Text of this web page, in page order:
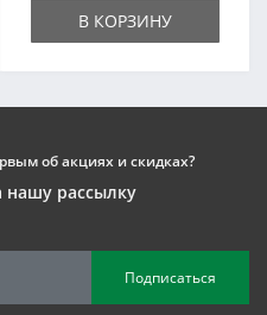
В КОРЗИНУ
об акциях и скидках?
нашу рассылку
Подписаться